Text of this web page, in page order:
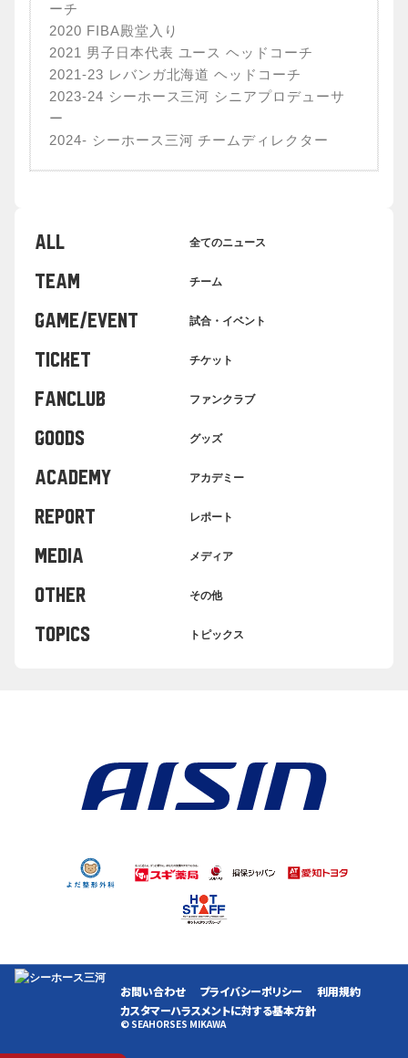
ーチ
2020 FIBA殿堂入り
2021 男子日本代表 ユース ヘッドコーチ
2021-23 レバンガ北海道 ヘッドコーチ
2023-24 シーホース三河 シニアプロデューサ
ー
2024- シーホース三河 チームディレクター
ALL 全てのニュース
TEAM チーム
GAME/EVENT 試合・イベント
TICKET チケット
FANCLUB ファンクラブ
GOODS グッズ
ACADEMY アカデミー
REPORT レポート
MEDIA メディア
OTHER その他
TOPICS トピックス
お問い合わせ プライバシーポリシー
利用規約
カスタマーハラスメントに対する基本方針
© SEAHORSES MIKAWA